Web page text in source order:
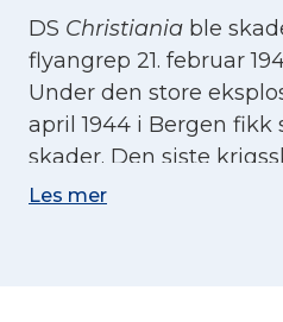
DS Christiania ble
flyangrep 21. februar
Under den store
april 1944 i Bergen
skader. Den siste
oktober 1944 da skipet
Les mer